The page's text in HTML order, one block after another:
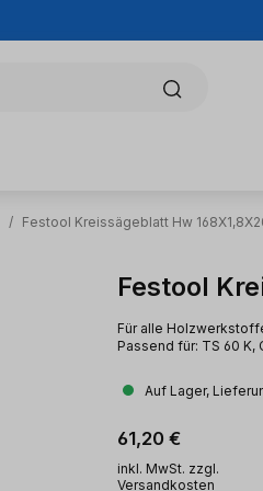
/ Festool Kreissägeblatt Hw
Festool
Für alle
Passend für: TS 60 K,
Auf Lager,
Regulärer Preis:
61,20 €
inkl. MwSt. zzgl.
Versandkosten